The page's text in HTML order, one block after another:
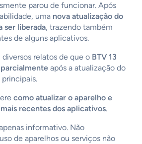
parou de funcionar. Após
uma nova atualização do
ser liberada, trazendo também
de alguns aplicativos.
relatos de que o BTV 13
após a atualização do
principais.
como atualizar o aparelho e
recentes dos aplicativos.
informativo. Não
de aparelhos ou serviços não